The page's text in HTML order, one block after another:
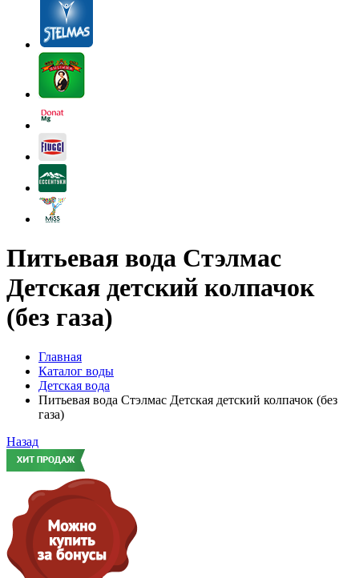
Питьевая вода Стэлмас
Детская детский колпачок
(без газа)
Главная
Каталог воды
Детская вода
Питьевая вода Стэлмас Детская детский колпачок (без
газа)
Назад